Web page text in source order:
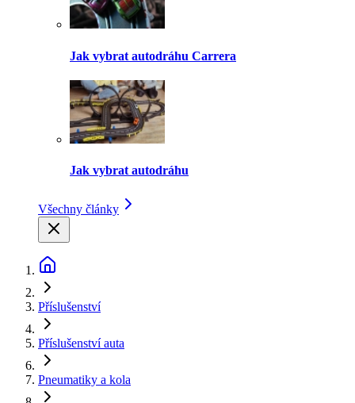
Jak vybrat autodráhu Carrera
Jak vybrat autodráhu
Všechny články
Příslušenství
Příslušenství auta
Pneumatiky a kola